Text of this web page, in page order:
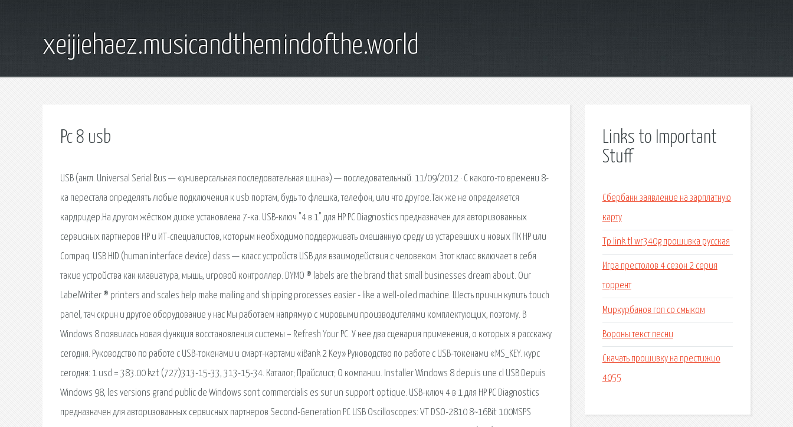
xeijiehaez.musicandthemindofthe.world
Pc 8 usb
USB (англ. Universal Serial Bus — «универсальная последовательная шина») — последовательный. 11/09/2012 · С какого-то времени 8-
ка перестала определять любые подключения к usb портам, будь то флешка, телефон, или что другое.Так же не определяется
кардридер.На другом жёстком диске установлена 7-ка. USB-ключ "4 в 1" для HP PC Diagnostics предназначен для авторизованных
сервисных партнеров HP и ИТ-специалистов, которым необходимо поддерживать смешанную среду из устаревших и новых ПК HP или
Compaq. USB HID (human interface device) class — класс устройств USB для взаимодействия с человеком. Этот класс включает в себя
такие устройства как клавиатура, мышь, игровой контроллер. DYMO ® labels are the brand that small businesses dream about. Our
LabelWriter ® printers and scales help make mailing and shipping processes easier - like a well-oiled machine. Шесть причин купить touch
panel, тач скрин и другое оборудование у нас Мы работаем напрямую с мировыми производителями комплектующих, поэтому. В
Windows 8 появилась новая функция восстановления системы – Refresh Your PC. У нее два сценария применения, о которых я расскажу
сегодня. Руководство по работе с USB-токенами и смарт-картами «iBank 2 Key» Руководство по работе с USB-токенами «MS_KEY. курс
сегодня: 1 usd = 383.00 kzt (727)313-15-33, 313-15-34. Каталог; Прайслист; О компании. Installer Windows 8 depuis une cl USB Depuis
Windows 98, les versions grand public de Windows sont commercialis es sur un support optique. USB-ключ 4 в 1 для HP PC Diagnostics
предназначен для авторизованных сервисных партнеров Second-Generation PC USB Oscilloscopes: VT DSO-2810 8~16Bit 100MSPS
Links to Important
Stuff
Сбербанк заявление на зарплатную
карту
Tp link tl wr340g прошивка русская
Игра престолов 4 сезон 2 серия
торрент
Миркурбанов гоп со смыком
Вороны текст песни
Скачать прошивку на престижио
4055